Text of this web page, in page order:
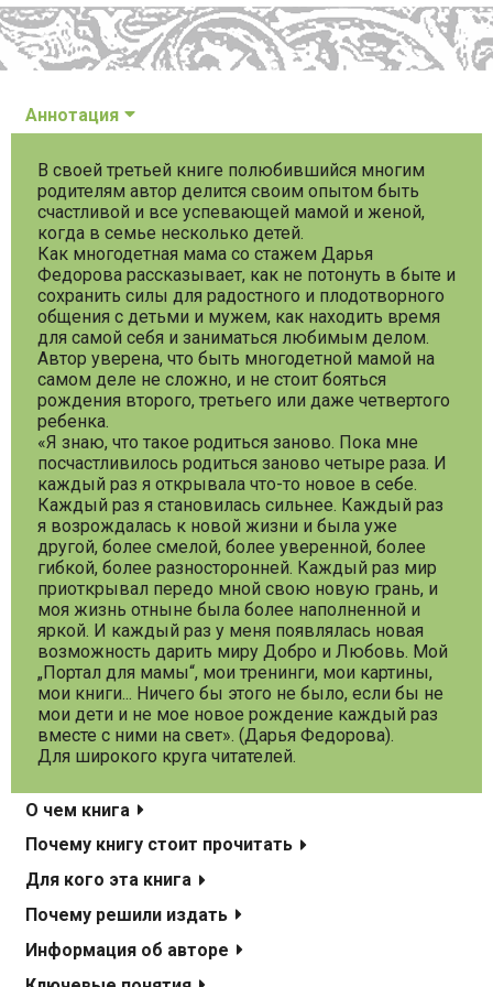
Аннотация
В своей третьей книге полюбившийся многим
родителям автор делится своим опытом быть
счастливой и все успевающей мамой и женой,
когда в семье несколько детей.
Как многодетная мама со стажем Дарья
Федорова рассказывает, как не потонуть в быте и
сохранить силы для радостного и плодотворного
общения с детьми и мужем, как находить время
для самой себя и заниматься любимым делом.
Автор уверена, что быть многодетной мамой на
самом деле не сложно, и не стоит бояться
рождения второго, третьего или даже четвертого
ребенка.
«Я знаю, что такое родиться заново. Пока мне
посчастливилось родиться заново четыре раза. И
каждый раз я открывала что-то новое в себе.
Каждый раз я становилась сильнее. Каждый раз
я возрождалась к новой жизни и была уже
другой, более смелой, более уверенной, более
гибкой, более разносторонней. Каждый раз мир
приоткрывал передо мной свою новую грань, и
моя жизнь отныне была более наполненной и
яркой. И каждый раз у меня появлялась новая
возможность дарить миру Добро и Любовь. Мой
„Портал для мамы“, мои тренинги, мои картины,
мои книги... Ничего бы этого не было, если бы не
мои дети и не мое новое рождение каждый раз
вместе с ними на свет». (Дарья Федорова).
Для широкого круга читателей.
О чем книга
Почему книгу стоит прочитать
Для кого эта книга
Почему решили издать
Информация об авторе